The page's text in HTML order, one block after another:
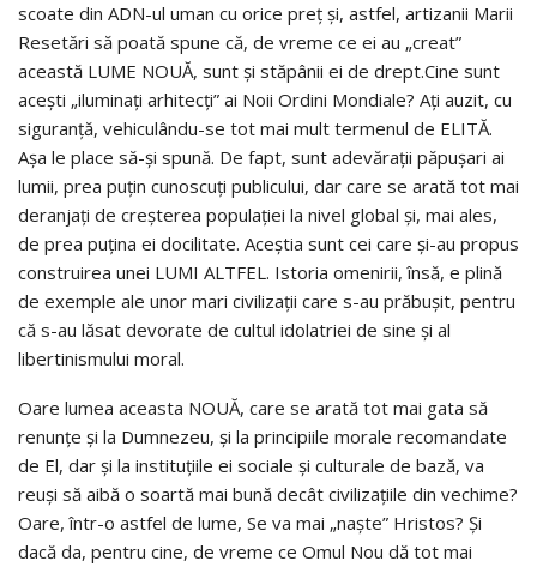
scoate din ADN-ul uman cu orice preț și, astfel, artizanii Marii
Resetări să poată spune că, de vreme ce ei au „creat”
această LUME NOUĂ, sunt și stăpânii ei de drept.Cine sunt
acești „iluminați arhitecți” ai Noii Ordini Mondiale? Ați auzit, cu
siguranță, vehiculându-se tot mai mult termenul de ELITĂ.
Așa le place să-și spună. De fapt, sunt adevărații păpușari ai
lumii, prea puțin cunoscuți publicului, dar care se arată tot mai
deranjați de creșterea populației la nivel global și, mai ales,
de prea puțina ei docilitate. Aceștia sunt cei care și-au propus
construirea unei LUMI ALTFEL. Istoria omenirii, însă, e plină
de exemple ale unor mari civilizații care s-au prăbușit, pentru
că s-au lăsat devorate de cultul idolatriei de sine și al
libertinismului moral.
Oare lumea aceasta NOUĂ, care se arată tot mai gata să
renunțe și la Dumnezeu, și la principiile morale recomandate
de El, dar și la instituțiile ei sociale și culturale de bază, va
reuși să aibă o soartă mai bună decât civilizațiile din vechime?
Oare, într-o astfel de lume, Se va mai „naște” Hristos? Și
dacă da, pentru cine, de vreme ce Omul Nou dă tot mai